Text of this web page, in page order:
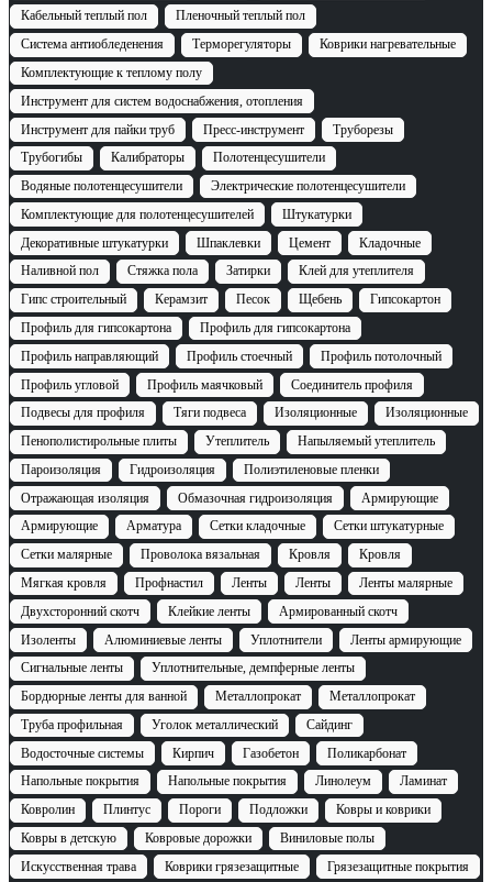
Кабельный теплый пол
Пленочный теплый пол
Система антиобледенения
Терморегуляторы
Коврики нагревательные
Комплектующие к теплому полу
Инструмент для систем водоснабжения, отопления
Инструмент для пайки труб
Пресс-инструмент
Труборезы
Трубогибы
Калибраторы
Полотенцесушители
Водяные полотенцесушители
Электрические полотенцесушители
Комплектующие для полотенцесушителей
Штукатурки
Декоративные штукатурки
Шпаклевки Цемент
Кладочные
Наливной пол
Стяжка пола Затирки
Клей для утеплителя
Гипс строительный
Керамзит Песок Щебень
Гипсокартон
Профиль для гипсокартона
Профиль для гипсокартона
Профиль направляющий
Профиль стоечный
Профиль потолочный
Профиль угловой
Профиль маячковый
Cоединитель профиля
Подвесы для профиля
Тяги подвеса Изоляционные
Изоляционные
Пенополистирольные плиты
Утеплитель
Напыляемый утеплитель
Пароизоляция
Гидроизоляция
Полиэтиленовые пленки
Отражающая изоляция
Обмазочная гидроизоляция
Армирующие
Армирующие
Арматура Сетки кладочные
Сетки штукатурные
Сетки малярные
Проволока вязальная Кровля
Кровля
Мягкая кровля
Профнастил Ленты Ленты
Ленты малярные
Двухсторонний скотч
Клейкие ленты
Армированный скотч
Изоленты
Алюминиевые ленты Уплотнители
Ленты армирующие
Сигнальные ленты
Уплотнительные, демпферные ленты
Бордюрные ленты для ванной
Металлопрокат
Металлопрокат
Труба профильная
Уголок металлический
Сайдинг
Водосточные системы
Кирпич Газобетон
Поликарбонат
Напольные покрытия
Напольные покрытия Линолеум
Ламинат
Ковролин
Плинтус Пороги Подложки
Ковры и коврики
Ковры в детскую
Ковровые дорожки
Виниловые полы
Искусственная трава
Коврики грязезащитные
Грязезащитные покрытия